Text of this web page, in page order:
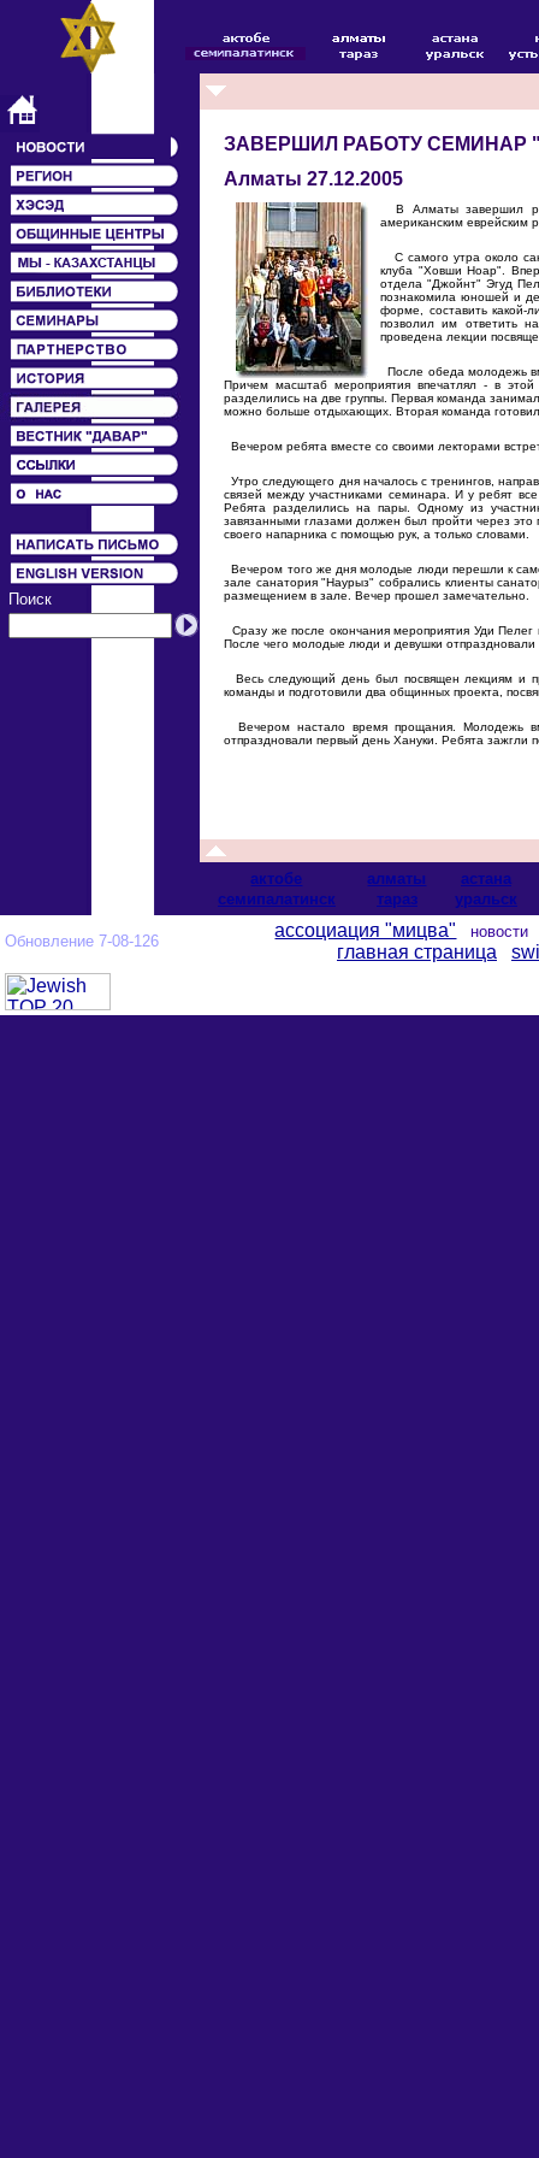
Поиск
ЗАВЕРШИЛ РАБОТУ СЕМИНАР
Алматы 27.12.2005
В Алматы завершил
американским еврейским
С самого утра около
клуба "Ховши Ноар".
отдела "Джойнт" Эгуд
познакомила юношей и
форме, составить какой-
позволил им ответить
проведена лекции
После обеда молодежь
Причем масштаб мероприятия впечатлял - в
разделились на две группы. Первая команда
можно больше отдыхающих. Вторая команда
Вечером ребята вместе со своими лекторами
Утро следующего дня началось с тренингов,
связей между участниками семинара. И у ребят
Ребята разделились на пары. Одному из
завязанными глазами должен был пройти через
своего напарника с помощью рук, а только словами.
Вечером того же дня молодые люди перешли к
зале санатория "Наурыз" собрались клиенты
размещением в зале. Вечер прошел замечательно.
Сразу же после окончания мероприятия Уди
После чего молодые люди и девушки отпраздновали
Весь следующий день был посвящен лекциям и
команды и подготовили два общинных проекта,
Вечером настало время прощания. Молодежь
отпраздновали первый день Хануки. Ребята зажгли
актобе алматы
астана
cемипалатинск
тараз уральск
Обновление 7-08-126
ассоциация "мицва"
главная страница